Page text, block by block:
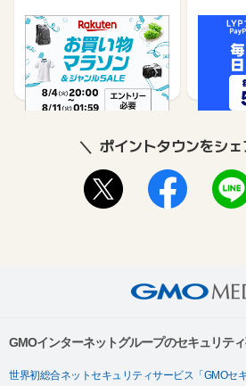
楽天市場
1%
ポイントタウンをシェ
GMOインターネットグループのセキュリテ
世界初総合ネットセキュリティサービス「GMOセ